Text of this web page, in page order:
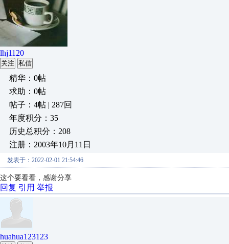
lhj1120
关注 私信
精华：0帖
求助：0帖
帖子：4帖 | 287回
年度积分：35
历史总积分：208
注册：2003年10月11日
发表于：2022-02-01 21:54:46
这个要看看，感谢分享
回复 引用 举报
huahua123123